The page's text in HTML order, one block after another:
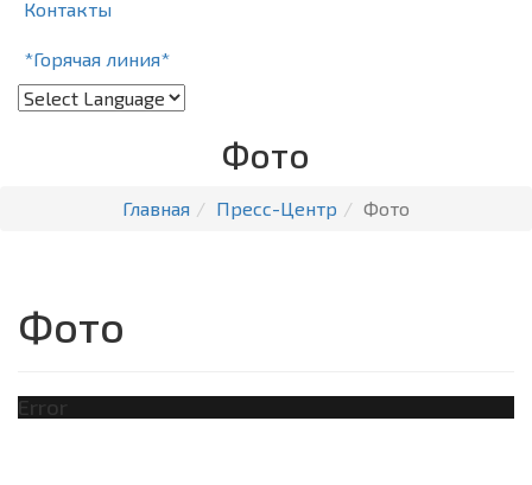
Контакты
*Горячая линия*
Фото
Главная Пресс-Центр Фото
Фото
Error